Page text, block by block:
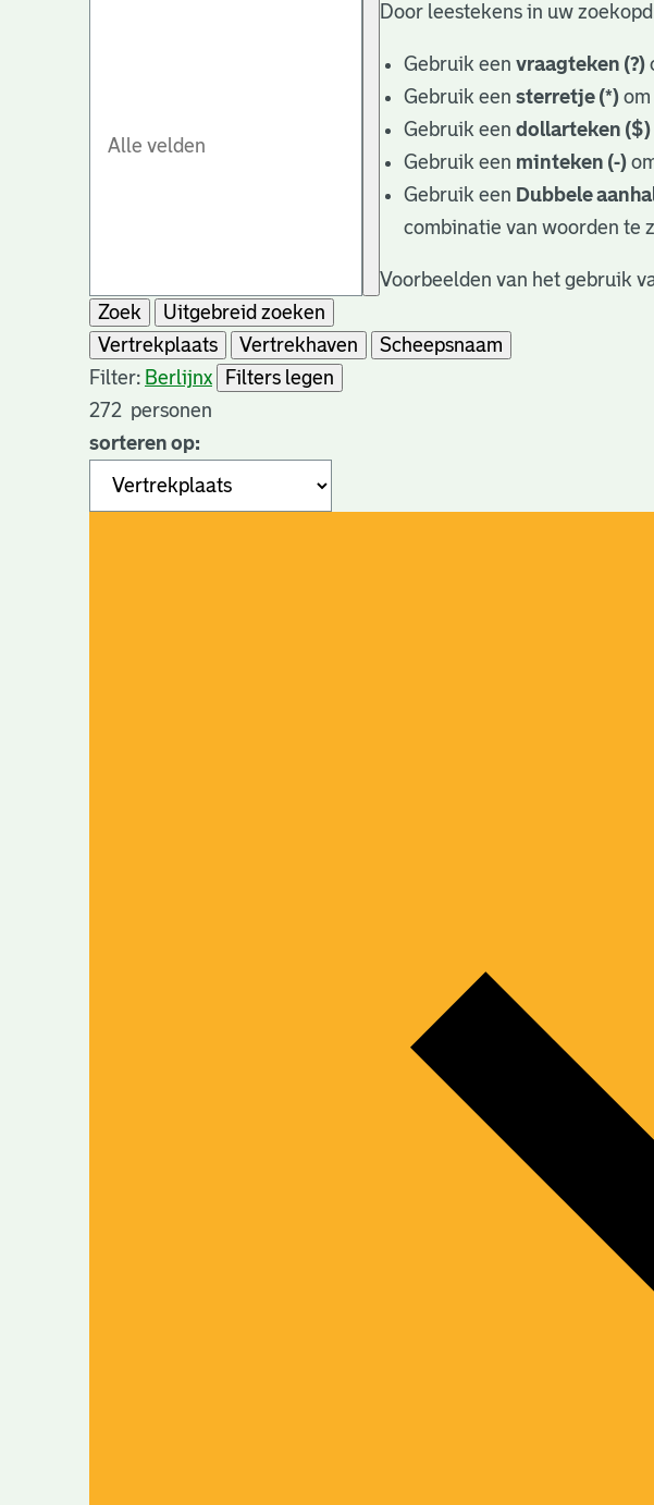
Door leestekens in uw
Gebruik eenvraagteken (?)
Gebruik eensterretje (*)
Gebruik eendollarteken ($)
Gebruik een minteken (-)
Gebruik een Dubbele
combinatie van woorden te
Voorbeelden van het gebruik
Zoek
Uitgebreid zoeken
Vertrekplaats
Vertrekhaven
Scheepsnaam
Filter: Berlijnx
Filters legen
272 personen
sorteren op: